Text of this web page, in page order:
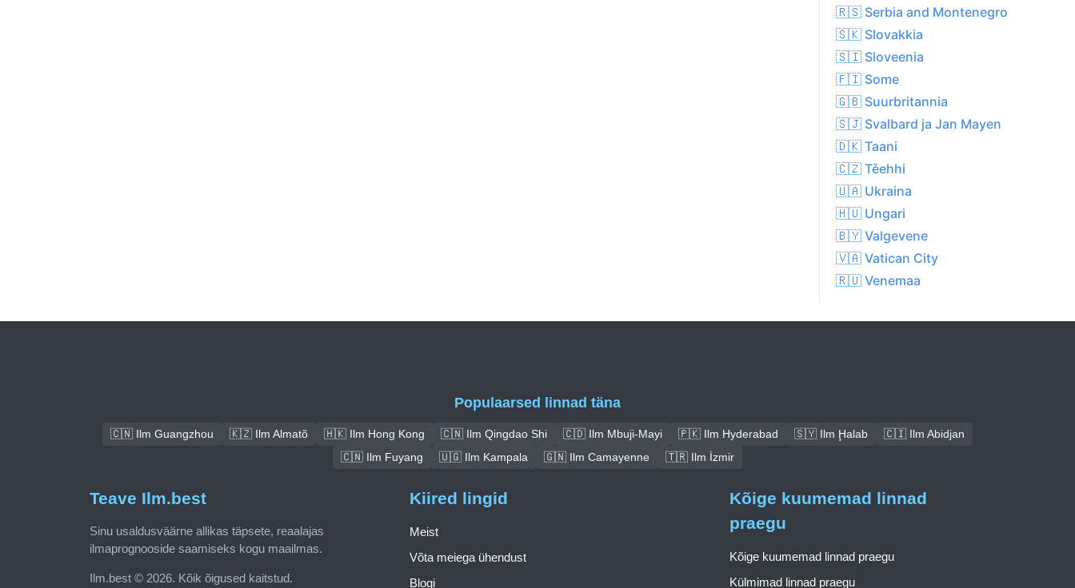
🇷🇸 Serbia and Montenegro
🇸🇰 Slovakkia
🇸🇮 Sloveenia
🇫🇮 Some
🇬🇧 Suurbritannia
🇸🇯 Svalbard ja Jan Mayen
🇩🇰 Taani
🇨🇿 Těehhi
🇺🇦 Ukraina
🇭🇺 Ungari
🇧🇾 Valgevene
🇻🇦 Vatican City
🇷🇺 Venemaa
Populaarsed linnad täna
🇨🇳 Ilm Guangzhou 🇰🇿 Ilm Almatõ 🇭🇰 Ilm Hong Kong 🇨🇳 Ilm Qingdao Shi 🇨🇩 Ilm Mbuji-Mayi 🇵🇰 Ilm Hyderabad 🇸🇾 Ilm Ḩalab
🇨🇮 Ilm Abidjan
🇨🇳 Ilm Fuyang
🇺🇬 Ilm Kampala 🇬🇳 Ilm Camayenne 🇹🇷 Ilm İzmir
Teave Ilm.best
Sinu usaldusväärne allikas täpsete, reaalajas
ilmaprognooside saamiseks kogu maailmas.
Ilm.best © 2026. Kõik õigused kaitstud.
Kiired lingid
Meist
Võta meiega ühendust
Blogi
Kõige kuumemad linnad
praegu
Kõige kuumemad linnad praegu
Külmimad linnad praegu